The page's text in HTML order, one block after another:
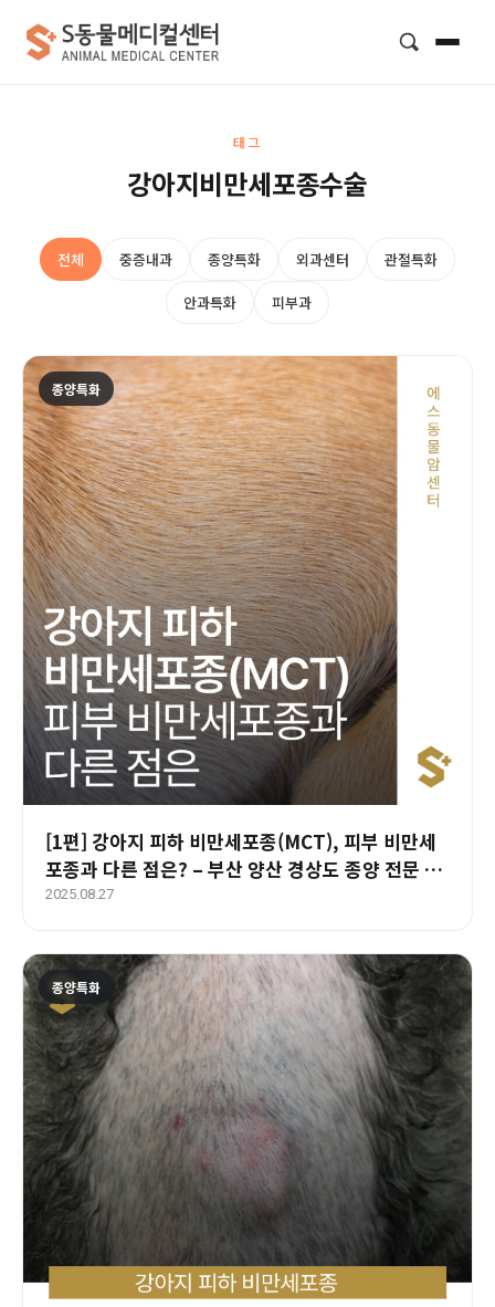
태그
강아지비만세포종수술
전체 중증내과 종양특화 외과센터 관절특화
안과특화 피부과
종양특화
[1편] 강아지 피하 비만세포종(MCT), 피부 비만세
포종과 다른 점은? – 부산 양산 경상도 종양 전문 에
스동물암센터
2025.08.27
종양특화